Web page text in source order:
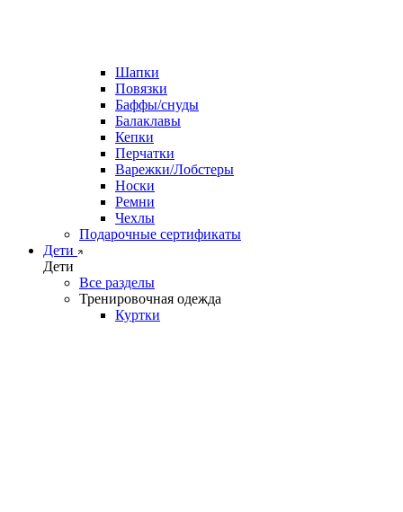
Шапки
Повязки
Баффы/снуды
Балаклавы
Кепки
Перчатки
Варежки/Лобстеры
Носки
Ремни
Чехлы
Подарочные сертификаты
Дети
Дети
Все разделы
Тренировочная одежда
Куртки